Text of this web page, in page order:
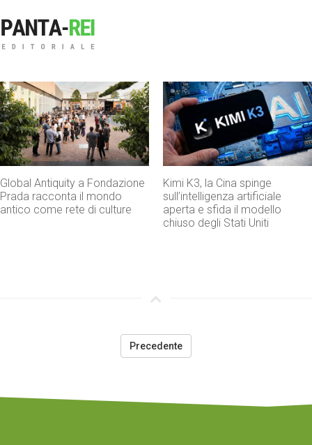
Kimi K3, la Cina spinge
sull’intelligenza artificiale
aperta e sfida il modello
Don Antonio Mazzi, addio al
fondatore di Exodus che ha
fatto dell’educazione una
strada di speranza
Precedente